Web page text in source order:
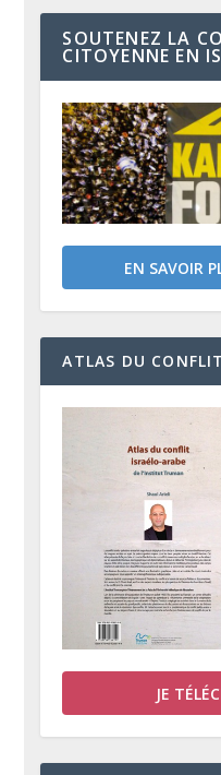
SOUTENEZ LA
CITOYENNE EN
EN SAVOIR
ATLAS DU
JE